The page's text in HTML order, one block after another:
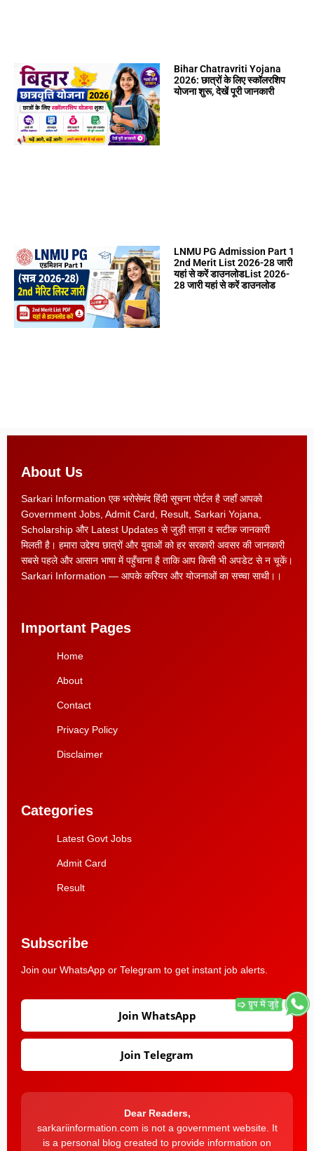
Bihar Chatravriti Yojana
2026: छात्रों के लिए स्कॉलरशिप
योजना शुरू, देखें पूरी जानकारी
LNMU PG Admission Part 1
2nd Merit List 2026-28 जारी
यहां से करें डाउनलोडList 2026-
28 जारी यहां से करें डाउनलोड
About Us
Sarkari Information एक भरोसेमंद हिंदी सूचना पोर्टल है जहाँ आपको
Government Jobs, Admit Card, Result, Sarkari Yojana,
Scholarship और Latest Updates से जुड़ी ताज़ा व सटीक जानकारी
मिलती है। हमारा उद्देश्य छात्रों और युवाओं को हर सरकारी अवसर की जानकारी
सबसे पहले और आसान भाषा में पहुँचाना है ताकि आप किसी भी अपडेट से न चूकें।
Sarkari Information — आपके करियर और योजनाओं का सच्चा साथी।।
Important Pages
Home
About
Contact
Privacy Policy
Disclaimer
Categories
Latest Govt Jobs
Admit Card
Result
Subscribe
Join our WhatsApp or Telegram to get instant job alerts.
Join WhatsApp
Join Telegram
Dear Readers,
sarkariinformation.com is not a government website. It
is a personal blog created to provide information on